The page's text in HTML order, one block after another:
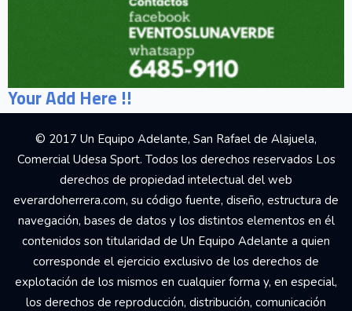
Your Add Here !!
© 2017 Un Equipo Adelante, San Rafael de Alajuela,
Comercial Udesa Sport. Todos los derechos reservados Los
derechos de propiedad intelectual del web
everardoherrera.com, su código fuente, diseño, estructura de
navegación, bases de datos y los distintos elementos en él
contenidos son titularidad de Un Equipo Adelante a quien
corresponde el ejercicio exclusivo de los derechos de
explotación de los mismos en cualquier forma y, en especial,
los derechos de reproducción, distribución, comunicación